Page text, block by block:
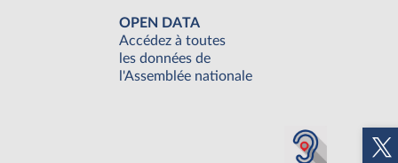
OPEN DATA
Accédez à toutes
les données de
l'Assemblée nationale